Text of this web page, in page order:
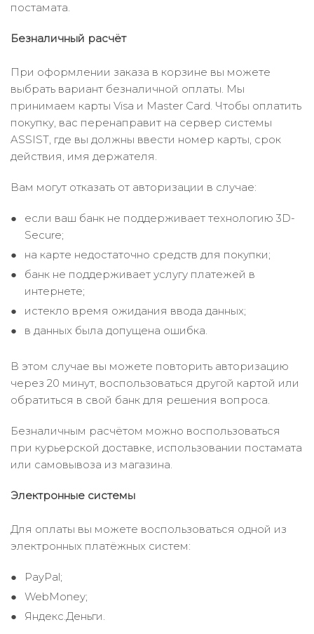
постамата.
Безналичный расчёт
При оформлении заказа в корзине вы можете
выбрать вариант безналичной оплаты. Мы
принимаем карты Visa и Master Card. Чтобы оплатить
покупку, вас перенаправит на сервер системы
ASSIST, где вы должны ввести номер карты, срок
действия, имя держателя.
Вам могут отказать от авторизации в случае:
если ваш банк не поддерживает технологию 3D-
Secure;
на карте недостаточно средств для покупки;
банк не поддерживает услугу платежей в
интернете;
истекло время ожидания ввода данных;
в данных была допущена ошибка.
В этом случае вы можете повторить авторизацию
через 20 минут, воспользоваться другой картой или
обратиться в свой банк для решения вопроса.
Безналичным расчётом можно воспользоваться
при курьерской доставке, использовании постамата
или самовывоза из магазина.
Электронные системы
Для оплаты вы можете воспользоваться одной из
электронных платёжных систем:
PayPal;
WebMoney;
Яндекс.Деньги.